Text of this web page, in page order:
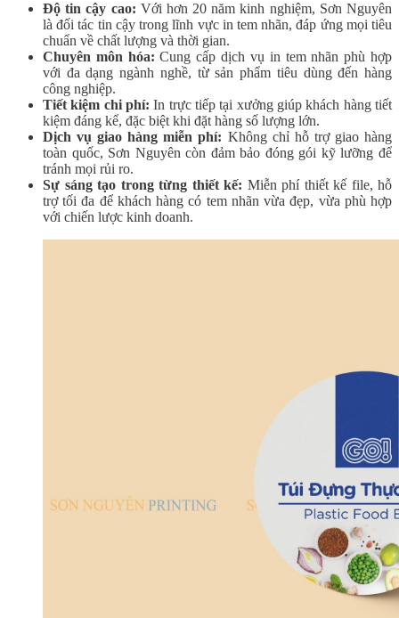
Độ tin cậy cao: Với hơn 20 năm kinh nghiệm, Sơn Nguyên
là đối tác tin cậy trong lĩnh vực in tem nhãn, đáp ứng mọi tiêu
chuẩn về chất lượng và thời gian.
Chuyên môn hóa: Cung cấp dịch vụ in tem nhãn phù hợp
với đa dạng ngành nghề, từ sản phẩm tiêu dùng đến hàng
công nghiệp.
Tiết kiệm chi phí: In trực tiếp tại xưởng giúp khách hàng tiết
kiệm đáng kể, đặc biệt khi đặt hàng số lượng lớn.
Dịch vụ giao hàng miễn phí: Không chỉ hỗ trợ giao hàng
toàn quốc, Sơn Nguyên còn đảm bảo đóng gói kỹ lưỡng để
tránh mọi rủi ro.
Sự sáng tạo trong từng thiết kế: Miễn phí thiết kế file, hỗ
trợ tối đa để khách hàng có tem nhãn vừa đẹp, vừa phù hợp
với chiến lược kinh doanh.